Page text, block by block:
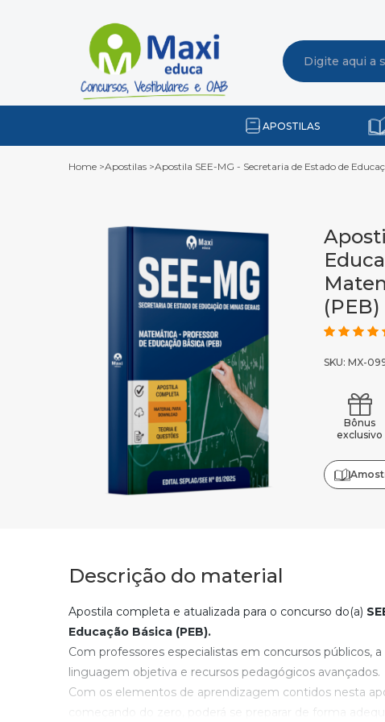
APOSTILAS
Home>Apostilas>Apostila SEE-MG - Secretaria de Estado de
(PEB)
SKU: MX-
Bônus
exclusivo
Descrição do material
Apostila completa e atualizada para o concurso do(a)
Educação Básica (PEB).
Com professores especialistas em concursos
linguagem objetiva e recursos pedagógicos avançados.
Com os elementos de aprendizagem contidos nesta
começando do zero, poderá se preparar de forma